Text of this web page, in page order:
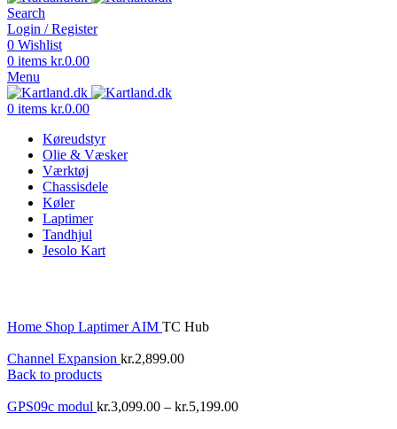
Search
Login / Register
0 Wishlist
0 items kr.0.00
Menu
0 items kr.0.00
Køreudstyr
Olie & Væsker
Værktøj
Chassisdele
Køler
Laptimer
Tandhjul
Jesolo Kart
Home Shop LaptimerAIM TC Hub
Channel Expansion kr.2,899.00
Back to products
GPS09c modul kr.3,099.00 – kr.5,199.00